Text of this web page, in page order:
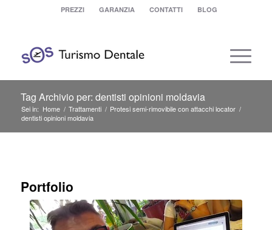
PREZZI GARANZIA CONTATTI BLOG
Tag Archivio per: dentisti opinioni moldavia
Sei in: Home / Trattamenti / Protesi semi-rimovibile con attacchi locator /
dentisti opinioni moldavia
Portfolio